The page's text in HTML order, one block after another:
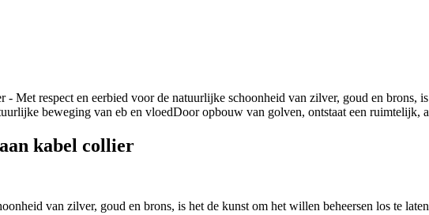
kabel collier
van zilver, goud en brons, is het de kunst om het willen beheersen los te laten